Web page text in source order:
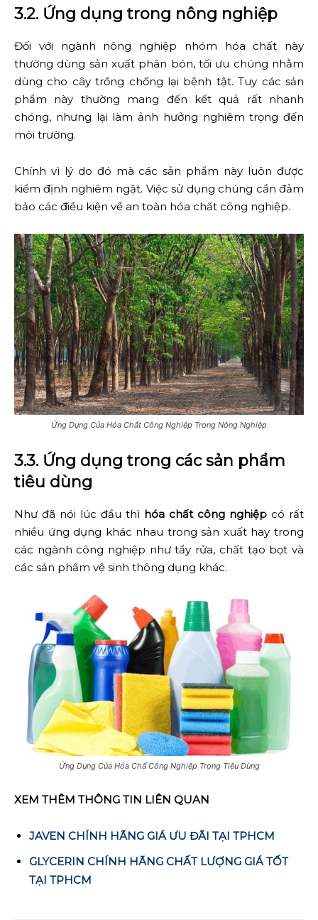
3.2. Ứng dụng trong nông nghiệp
Đối với ngành nông nghiệp nhóm hóa chất này
thường dùng sản xuất phân bón, tối ưu chúng nhằm
dùng cho cây trồng chống lại bệnh tật. Tuy các sản
phẩm này thường mang đến kết quả rất nhanh
chóng, nhưng lại làm ảnh hưởng nghiêm trọng đến
môi trường.
Chính vì lý do đó mà các sản phẩm này luôn được
kiểm định nghiêm ngặt. Việc sử dụng chúng cần đảm
bảo các điều kiện về an toàn hóa chất công nghiệp.
Ứng Dụng Của Hóa Chất Công Nghiệp Trong Nông Nghiệp
3.3. Ứng dụng trong các sản phẩm
tiêu dùng
Như đã nói lúc đầu thì hóa chất công nghiệp có rất
nhiều ứng dụng khác nhau trong sản xuất hay trong
các ngành công nghiệp như tẩy rửa, chất tạo bọt và
các sản phẩm vệ sinh thông dụng khác.
Ứng Dụng Của Hóa Chấ Công Nghiệp Trong Tiêu Dùng
XEM THÊM THÔNG TIN LIÊN QUAN
JAVEN CHÍNH HÃNG GIÁ ƯU ĐÃI TẠI TPHCM
GLYCERIN CHÍNH HÃNG CHẤT LƯỢNG GIÁ TỐT
TẠI TPHCM